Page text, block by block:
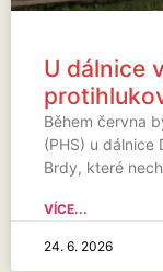
U dálnice
Během června
(PHS) u dálnice
Brdy, které
VÍCE...
24. 6. 2026